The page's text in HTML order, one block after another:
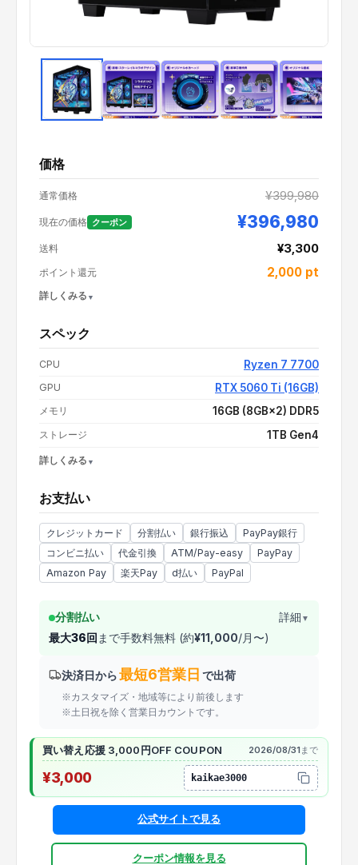
価格
通常価格 ¥399,980
現在の価格 クーポン ¥396,980
送料 ¥3,300
ポイント還元 2,000 pt
詳しくみる
買い替え応援 3,000円OFF COUPON
支払い額（値引き・送料込み） ¥400,280
スペック
CPU Ryzen 7 7700
GPU RTX 5060 Ti (16GB)
メモリ 16GB (8GB×2) DDR5
ストレージ 1TB Gen4
詳しくみる
電源
CPUクーラー 水冷
お支払い
クレジットカード 分割払い 銀行振込
PayPay銀行
コンビニ払い
代金引換 ATM/Pay-easy
PayPay
Amazon Pay
楽天Pay d払い PayPal
分割払い 詳細 ▼
最大36回 まで手数料無料 (約¥11,000/月〜)
決済日から最短6営業日 で出荷
※カスタマイズ・地域等により前後します
※土日祝を除く営業日カウントです。
買い替え応援 3,000円OFF COUPON 2026/08/31 まで
¥3,000 kaikae3000
公式サイトで見る
クーポン情報を見る